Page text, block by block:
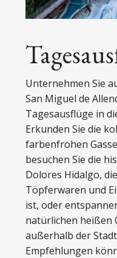
Unternehmen Sie
San Miguel de
Tagesausflüge in
Erkunden Sie die
farbenfrohen
besuchen Sie die
Dolores Hidalgo,
Töpferwaren und
ist, oder
natürlichen heißen
außerhalb der
Empfehlungen